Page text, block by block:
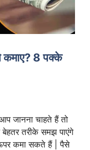
8 पक्के
जानना चाहते हैं तो
तरीके समझ पाएंगे
कमा सकते हैं | पैसे